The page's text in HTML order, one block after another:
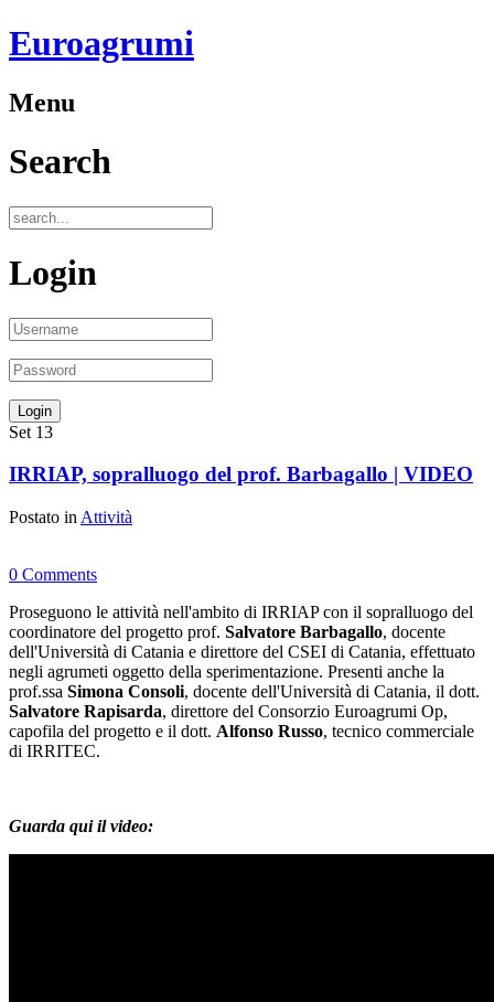
Euroagrumi
Menu
Search
Login
Set 13
IRRIAP, sopralluogo del prof. Barbagallo | VIDEO
Postato in Attività
0 Comments
Proseguono le attività nell'ambito di IRRIAP con il sopralluogo del
coordinatore del progetto prof. Salvatore Barbagallo, docente
dell'Università di Catania e direttore del CSEI di Catania, effettuato
negli agrumeti oggetto della sperimentazione. Presenti anche la
prof.ssa Simona Consoli, docente dell'Università di Catania, il dott.
Salvatore Rapisarda, direttore del Consorzio Euroagrumi Op,
capofila del progetto e il dott. Alfonso Russo, tecnico commerciale
di IRRITEC.
Guarda qui il video: